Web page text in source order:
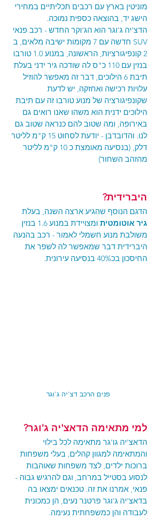
מוניטין בארץ עם רכבים תכליתיים במחירי
הישג יד, בהוצאה כספית נמוכה.
הדצ'יה ג'וגר הוא הג'וקר החדש - רכב פנאי
SUV חדשה עם 7 מקומות ישיבה מלאים, ב
2 קונפיגורציות, הראשונה, במנוע 1.0 טורבו
בנזין עם 110 כ"ס לה שודכה גיר ידני בעלת
תיבת 6 הילוכים, דבר זה מאפשר להוזיל
עלויות רכישה ואחזקה, יש לדעת
שקונפיגורציה של מנוע טורבו זה עם תיבת
הילוכים ידנית הוא משהו שאנו רואים גם
באירופה, ומה שטוב להם כנראה שטוב גם
לנו. והדובדבן - יודעת לסחוט 15 ק"מ לליטר
דלק, (בנסיעה מאומצת כ 10 ק"מ לליטר
מהזהב השחור)
היברידית?
הדגם הנוסף שהגיע ארצה השנה, בעלת
גיר אוטומטית
ומצויידת במנוע 1.6 בנזין
משולבת מנוע חשמלי לאמור - רכב בהנעה
היברידית דבר שמאפשר לה לשפר את
החיסכון בכ40% בנסיעה עירונית.
פנים הרכב דצ'יה ג'וגר
למי מתאימה הדאצ'יה ג'וגר?
הדאצ'יה גו'גר מתאימה לכל בילוי
והמתאימה למגוון קהלים, בעלי משפחות
ברוכות ילדים, לצד משפחות שאוהבות
לנסוע בסטייל במרחב, וגם להרגיש גבוה -
פנאי, אמרנו את זה. טכנאים ימצאו בה
בדאצ'יה ג'וגר פרטנר נעים, הן כמכונית
לעבודה והן כמשפחתית נעימה.